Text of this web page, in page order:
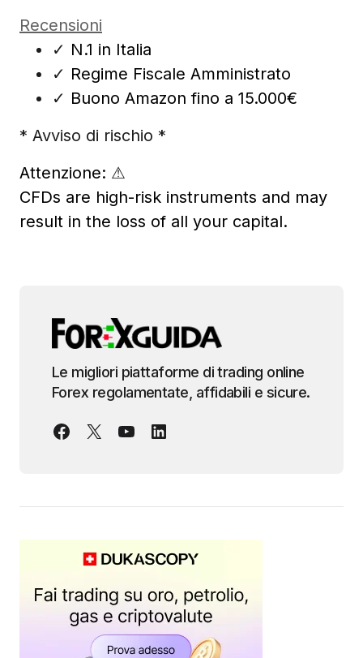
Recensioni
✓ N.1 in Italia
✓ Regime Fiscale Amministrato
✓ Buono Amazon fino a 15.000€
* Avviso di rischio *
Attenzione: ⚠
CFDs are high-risk instruments and may
result in the loss of all your capital.
Le migliori piattaforme di trading online
Forex regolamentate, affidabili e sicure.